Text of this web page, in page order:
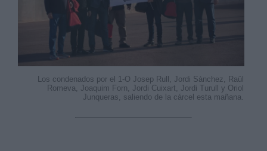
Los condenados por el 1-O Josep Rull, Jordi Sànchez, Raül
Romeva, Joaquim Forn, Jordi Cuixart, Jordi Turull y Oriol
Junqueras, saliendo de la cárcel esta mañana.